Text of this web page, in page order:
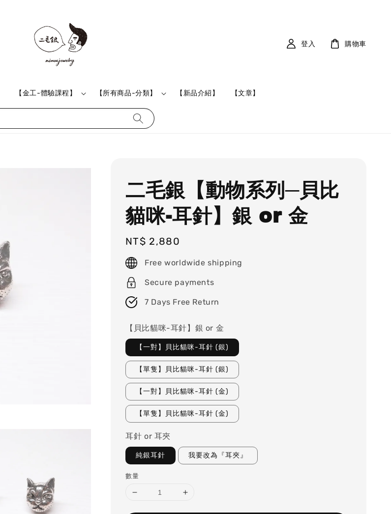
【金工-體驗課程】 【所有商品-分類】 【新品介紹】 【文章】
登入 購物車
二毛銀【動物系列─貝比
貓咪-耳針】銀 or 金
Regular
price
NT$ 2,880
Free worldwide shipping
Secure payments
7 Days Free Return
【貝比貓咪-耳針】銀 or 金
【一對】貝比貓咪-耳針 (銀)
【單隻】貝比貓咪-耳針 (銀)
【一對】貝比貓咪-耳針 (金)
【單隻】貝比貓咪-耳針 (金)
耳針 or 耳夾
純銀耳針 我要改為『耳夾』
數量